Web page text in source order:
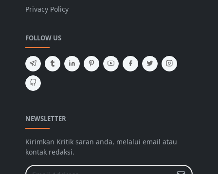
Privacy Policy
FOLLOW US
NEWSLETTER
Kirimkan Kritik saran anda, melalui email atau
kontak redaksi.